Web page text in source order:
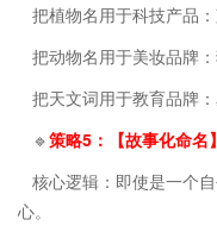
把植物名用于科技产品
把动物名用于美妆品牌
把天文词用于教育品牌
🔹策略5：【故事化命名
核心逻辑：即使是一个
心。